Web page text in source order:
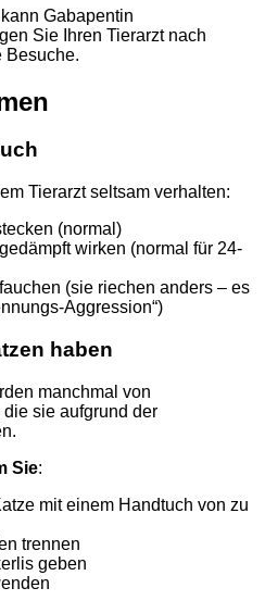
Gabapentin
Sie Ihren Tierarzt nach
Besuche.
Tierarzt seltsam verhalten:
(normal)
wirken (normal für 24-
(sie riechen anders – es
Aggression“)
haben
manchmal von
sie aufgrund der
Sie:
mit einem Handtuch von zu
trennen
geben